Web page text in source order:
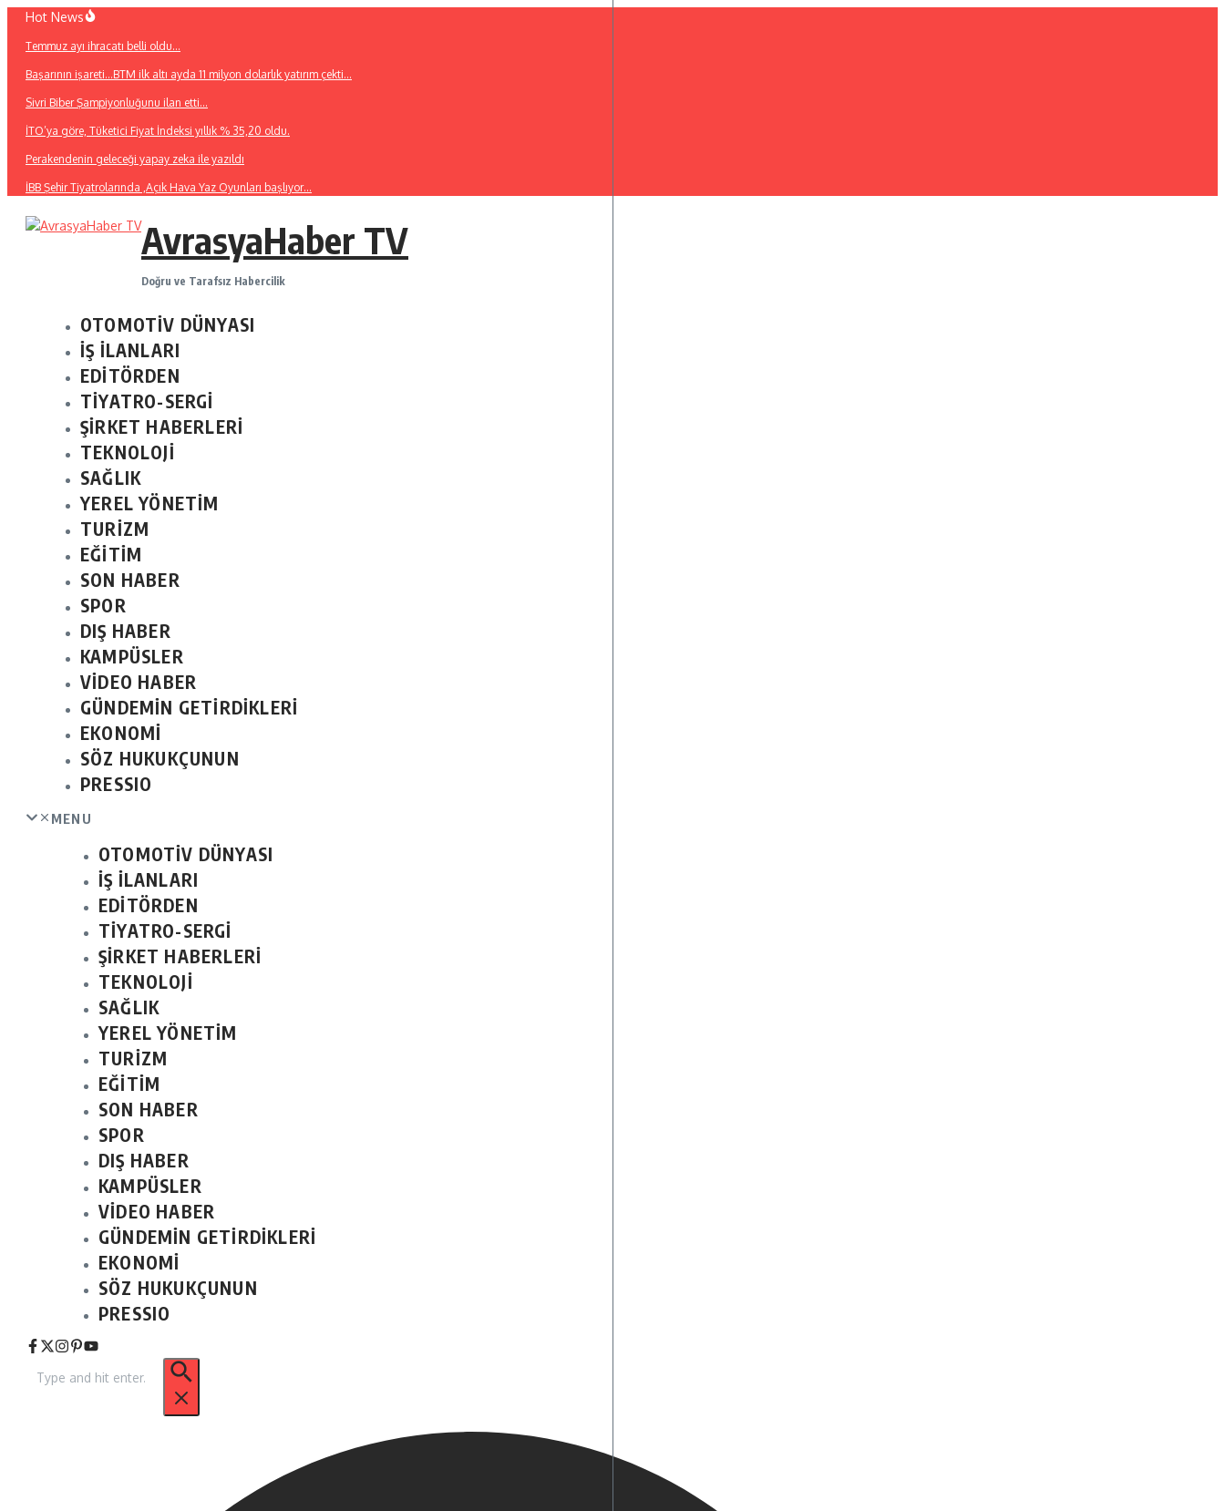
İçeriğe
Hot News
Temmuz ayı ihracatı belli oldu…
Başarının işareti…BTM ilk altı ayda 11 milyon dolarlık yatırım çekti…
Sivri Biber Şampiyonluğunu ilan etti…
İTO’ya göre, Tüketici Fiyat İndeksi yıllık % 35,20 oldu.
Perakendenin geleceği yapay zeka ile yazıldı
İBB Şehir Tiyatrolarında ,Açık Hava Yaz Oyunları başlıyor…
AvrasyaHaber TV
Doğru ve Tarafsız Habercilik
OTOMOTİV DÜNYASI
İŞ İLANLARI
EDİTÖRDEN
TİYATRO-SERGİ
ŞİRKET HABERLERİ
TEKNOLOJİ
SAĞLIK
YEREL YÖNETİM
TURİZM
EĞİTİM
SON HABER
SPOR
DIŞ HABER
KAMPÜSLER
VİDEO HABER
GÜNDEMİN GETİRDİKLERİ
EKONOMİ
SÖZ HUKUKÇUNUN
PRESSIO
MENU
OTOMOTİV DÜNYASI
İŞ İLANLARI
EDİTÖRDEN
TİYATRO-SERGİ
ŞİRKET HABERLERİ
TEKNOLOJİ
SAĞLIK
YEREL YÖNETİM
TURİZM
EĞİTİM
SON HABER
SPOR
DIŞ HABER
KAMPÜSLER
VİDEO HABER
GÜNDEMİN GETİRDİKLERİ
EKONOMİ
SÖZ HUKUKÇUNUN
PRESSIO